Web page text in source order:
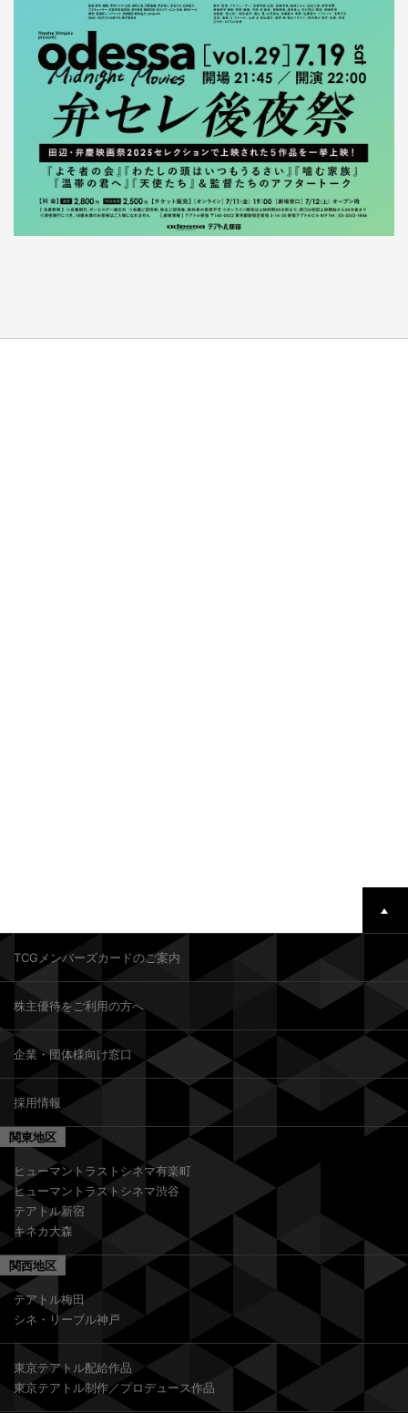
TCGメンバーズカードのご案内
株主優待をご利用の方へ
企業・団体様向け窓口
採用情報
関東地区
ヒューマントラストシネマ有楽町
ヒューマントラストシネマ渋谷
テアトル新宿
キネカ大森
関西地区
テアトル梅田
シネ・リーブル神戸
東京テアトル配給作品
東京テアトル制作／プロデュース作品